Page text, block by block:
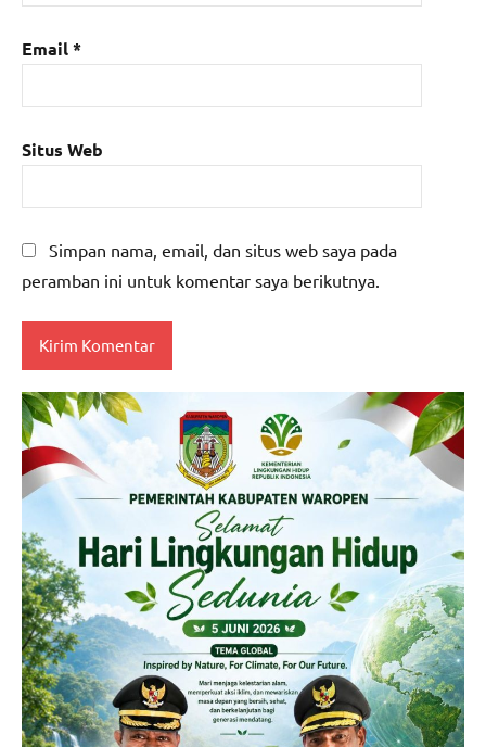
Email*
Situs Web
Simpan nama, email, dan situs web saya pada
peramban ini untuk komentar saya berikutnya.